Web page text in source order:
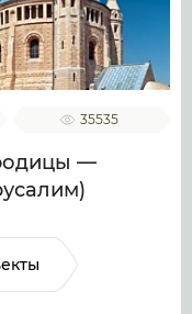
35535
—